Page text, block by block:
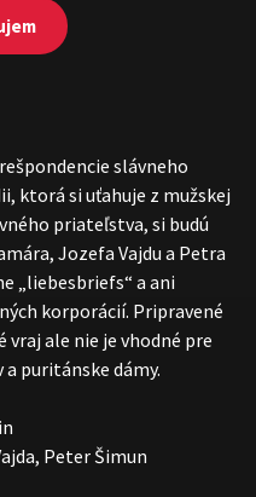
slávneho
ktorá si uťahuje z mužskej
priateľstva, si budú
Jozefa Vajdu a Petra
„liebesbriefs“ a ani
korporácií. Pripravené
vraj ale nie je vhodné pre
puritánske dámy.
Peter Šimun